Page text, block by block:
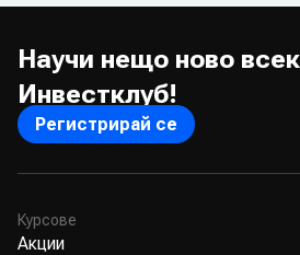
Научи нещо ново
Инвестклуб!
Регистрирай се
Курсове
Акции